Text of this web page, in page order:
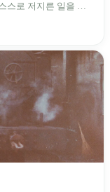
스로 저지른 일을 기
동안 사법 재판을